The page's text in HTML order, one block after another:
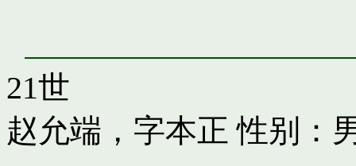
21世
赵允端，字本正 性别：